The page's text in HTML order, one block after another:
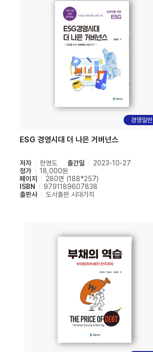
경영일반
ESG 경영시대 더 나은 거버넌스
저자 한영도 출간일
2023-10-27
정가
18,000원
페이지
280면 (188*257)
ISBN
9791189607838
출판사
도서출판 시대가치